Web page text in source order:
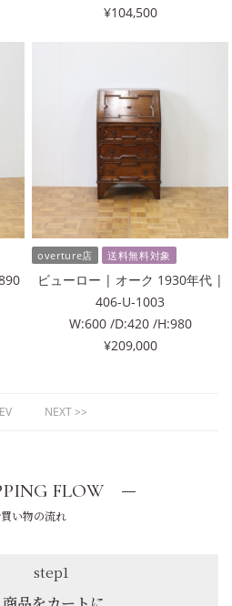
¥104,500
overture店 送料無料対象
ビューロー | オーク 1930年代 |
406-U-1003
W:600 /D:420 /H:980
¥209,000
NEXT >>
FLOW
い物の流れ
step1